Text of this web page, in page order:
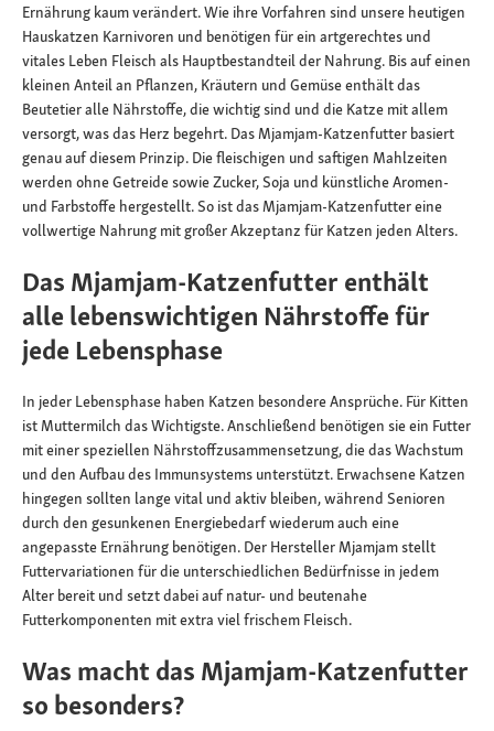
Ernährung kaum verändert. Wie ihre Vorfahren sind unsere heutigen
Hauskatzen Karnivoren und benötigen für ein artgerechtes und
vitales Leben Fleisch als Hauptbestandteil der Nahrung. Bis auf einen
kleinen Anteil an Pflanzen, Kräutern und Gemüse enthält das
Beutetier alle Nährstoffe, die wichtig sind und die Katze mit allem
versorgt, was das Herz begehrt. Das Mjamjam-Katzenfutter basiert
genau auf diesem Prinzip. Die fleischigen und saftigen Mahlzeiten
werden ohne Getreide sowie Zucker, Soja und künstliche Aromen-
und Farbstoffe hergestellt. So ist das Mjamjam-Katzenfutter eine
vollwertige Nahrung mit großer Akzeptanz für Katzen jeden Alters.
Das Mjamjam-Katzenfutter enthält
alle lebenswichtigen Nährstoffe für
jede Lebensphase
In jeder Lebensphase haben Katzen besondere Ansprüche. Für Kitten
ist Muttermilch das Wichtigste. Anschließend benötigen sie ein Futter
mit einer speziellen Nährstoffzusammensetzung, die das Wachstum
und den Aufbau des Immunsystems unterstützt. Erwachsene Katzen
hingegen sollten lange vital und aktiv bleiben, während Senioren
durch den gesunkenen Energiebedarf wiederum auch eine
angepasste Ernährung benötigen. Der Hersteller Mjamjam stellt
Futtervariationen für die unterschiedlichen Bedürfnisse in jedem
Alter bereit und setzt dabei auf natur- und beutenahe
Futterkomponenten mit extra viel frischem Fleisch.
Was macht das Mjamjam-Katzenfutter
so besonders?